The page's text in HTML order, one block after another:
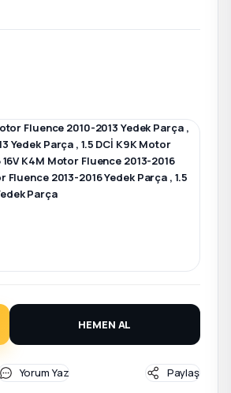
Fluence 2010-2013 Yedek Parça ,
Yedek Parça , 1.5 DCİ K9K Motor
16V K4M Motor Fluence 2013-2016
Fluence 2013-2016 Yedek Parça , 1.5
Parça
HEMEN AL
Yorum Yaz Paylaş